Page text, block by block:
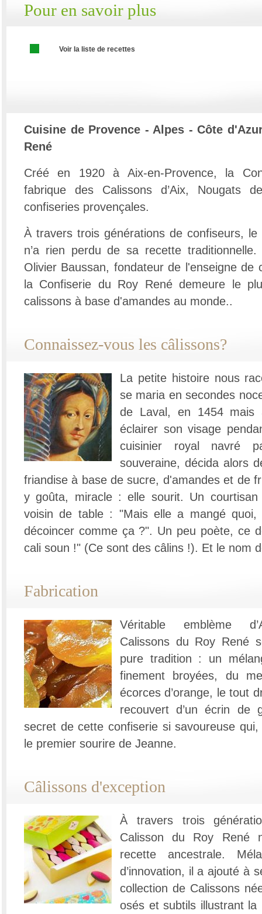
Pour en savoir plus
Voir la liste de recettes
Cuisine de Provence - Alpes - Côte
René
Créé en 1920 à Aix-en-Provence, la
fabrique des Calissons d’Aix, Nougats
confiseries provençales.
À travers trois générations de confiseurs, le
n’a rien perdu de sa recette
Olivier Baussan, fondateur de l'enseigne de
la Confiserie du Roy René demeure le
calissons à base d'amandes au monde..
Connaissez-vous les câlissons?
La petite histoire nous
se maria en secondes
de Laval, en 1454 mais
éclairer son visage
cuisinier royal navré
souveraine, décida alors
friandise à base de sucre, d'amandes et de
y goûta, miracle : elle sourit. Un
voisin de table : "Mais elle a mangé
décoincer comme ça ?". Un peu poète, ce
cali soun !" (Ce sont des câlins !). Et le nom
Fabrication
Véritable emblème
Calissons du Roy René
pure tradition : un
finement broyées, du
écorces d’orange, le tout
recouvert d’un écrin de
secret de cette confiserie si savoureuse
le premier sourire de Jeanne.
Câlissons d'exception
À travers trois
Calisson du Roy René
recette ancestrale.
d’innovation, il a ajouté à
collection de Calissons
osés et subtils illustrant